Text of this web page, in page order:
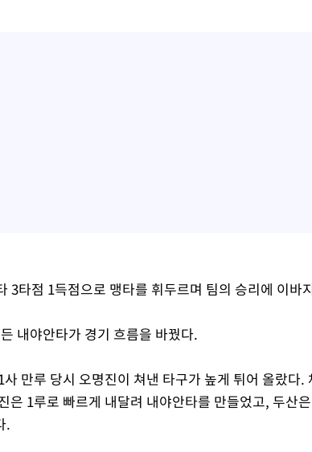
3타점 1득점으로 맹타를 휘두르며 팀의 승리에 이바
내야안타가 경기 흐름을 바꿨다.
만루 당시 오명진이 쳐낸 타구가 높게 튀어 올랐다.
은 1루로 빠르게 내달려 내야안타를 만들었고, 두산
.